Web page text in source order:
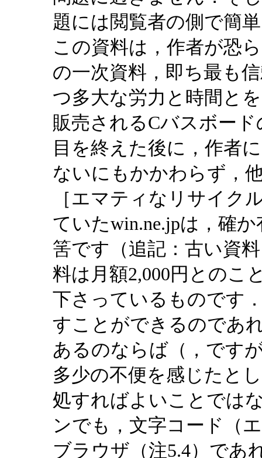
題には閲覧者の側で簡
この資料は，作者が恐
の一次資料，即ち最も
つ多大な労力と時間と
販売されるCバスボー
目を終えた後に，作者
ないにもかかわらず，
［エマティなリサイク
ていたwin.ne.jpは，確
筈です（追記：古い資
料は月額2,000円とのこ
下さっているものです
すことができるのであ
あるのならば（，です
多少の不便を感じたと
処すればよいことでは
ンでも，文字コード（
ブラウザ（注5.4）であ